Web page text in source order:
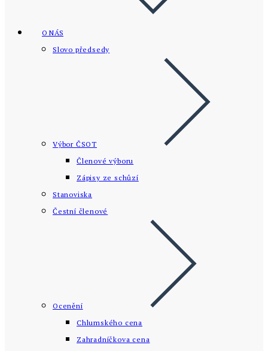
O NÁS
Slovo předsedy
Výbor ČSOT
Členové výboru
Zápisy ze schůzí
Stanoviska
Čestní členové
Ocenění
Chlumského cena
Zahradníčkova cena